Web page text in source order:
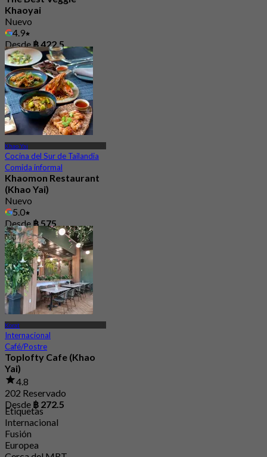
Khaoyai
Nuevo
4.9
Desde฿ 422.5
Khao Yai
Cocina del Sur de Tailandia
Comida informal
Khaomon Restaurant
(Khao Yai)
Nuevo
5.0
Desde ฿ 575
Korat
Internacional
Café/Postre
Toplofty Cafe (Khao
Yai)
4.8
202 Reservado
Desde ฿ 272.5
Etiquetas
Internacional
Fusión
Europea